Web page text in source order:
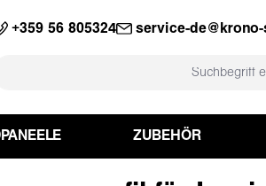
springen
+359 56 805324 service-
ZUBEHÖR